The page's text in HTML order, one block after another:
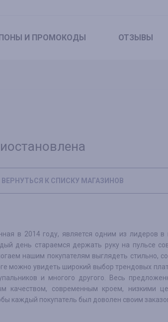
И ПРОМОКОДЫ ОТЗЫВЫ
ВЕРНУТЬСЯ К СПИСКУ МАГАЗИНОВ
в 2014 году, является одним из лидеров в
день стараемся держать руку на пульсе
нашим покупателям выглядеть стильно,
можно увидеть широкий выбор трендовых
и многого другого. Весь
качеством, современным кроем, низкими
каждый покупатель был доволен своим